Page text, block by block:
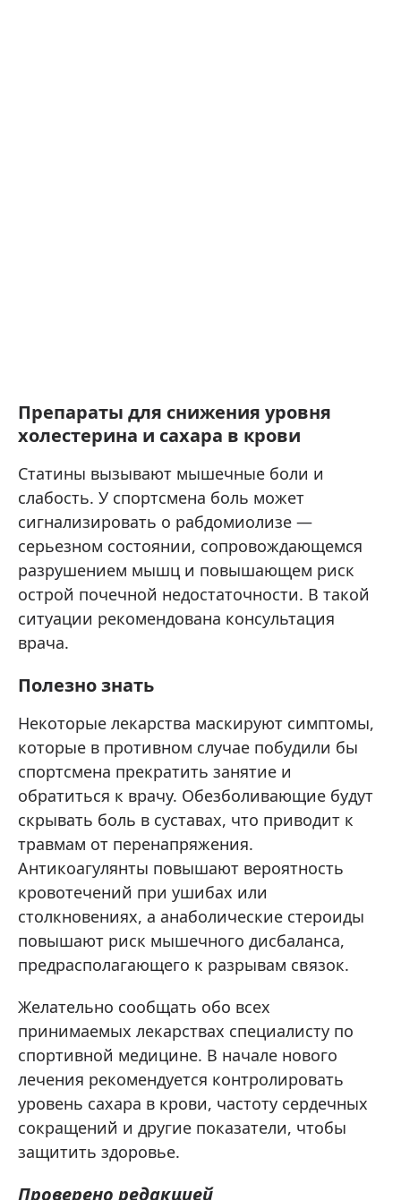
Препараты для снижения уровня
холестерина и сахара в крови
Статины вызывают мышечные боли и
слабость. У спортсмена боль может
сигнализировать о рабдомиолизе —
серьезном состоянии, сопровождающемся
разрушением мышц и повышающем риск
острой почечной недостаточности. В такой
ситуации рекомендована консультация
врача.
Полезно знать
Некоторые лекарства маскируют симптомы,
которые в противном случае побудили бы
спортсмена прекратить занятие и
обратиться к врачу. Обезболивающие будут
скрывать боль в суставах, что приводит к
травмам от перенапряжения.
Антикоагулянты повышают вероятность
кровотечений при ушибах или
столкновениях, а анаболические стероиды
повышают риск мышечного дисбаланса,
предрасполагающего к разрывам связок.
Желательно сообщать обо всех
принимаемых лекарствах специалисту по
спортивной медицине. В начале нового
лечения рекомендуется контролировать
уровень сахара в крови, частоту сердечных
сокращений и другие показатели, чтобы
защитить здоровье.
Проверено редакцией